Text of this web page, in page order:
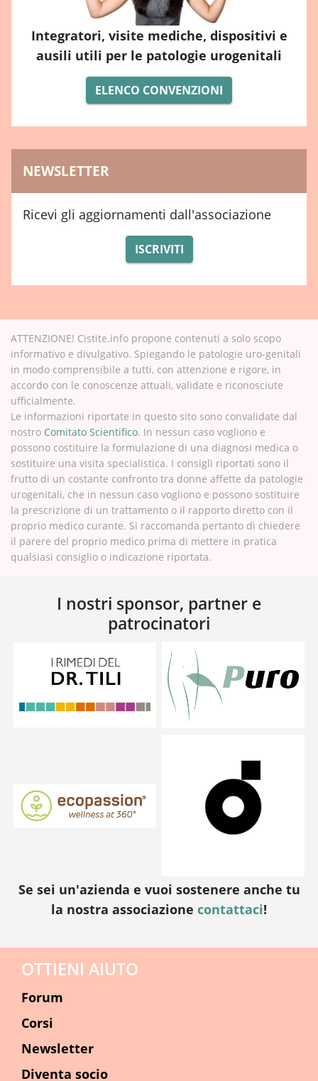
Integratori, visite mediche, dispositivi e
ausili utili per le patologie urogenitali
ELENCO CONVENZIONI
NEWSLETTER
Ricevi gli aggiornamenti dall'associazione
ISCRIVITI
ATTENZIONE! Cistite.info propone contenuti a solo scopo
informativo e divulgativo. Spiegando le patologie uro-genitali
in modo comprensibile a tutti, con attenzione e rigore, in
accordo con le conoscenze attuali, validate e riconosciute
ufficialmente.
Le informazioni riportate in questo sito sono convalidate dal
nostro Comitato Scientifico. In nessun caso vogliono e
possono costituire la formulazione di una diagnosi medica o
sostituire una visita specialistica. I consigli riportati sono il
frutto di un costante confronto tra donne affette da patologie
urogenitali, che in nessun caso vogliono e possono sostituire
la prescrizione di un trattamento o il rapporto diretto con il
proprio medico curante. Si raccomanda pertanto di chiedere
il parere del proprio medico prima di mettere in pratica
qualsiasi consiglio o indicazione riportata.
I nostri sponsor, partner e
patrocinatori
Se sei un'azienda e vuoi sostenere anche tu
la nostra associazione contattaci!
OTTIENI AIUTO
Forum
Corsi
Newsletter
Diventa socio